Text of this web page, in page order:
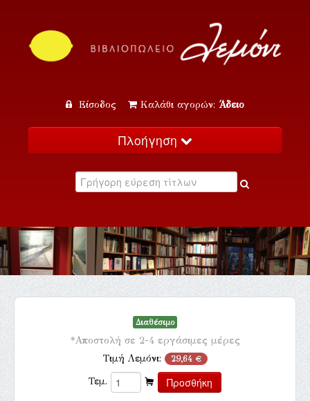
Είσοδος Καλάθι αγορών: Άδειο
Πλοήγηση
Κατάλογος
Εκδηλώσεις
Επικοινωνία
Διαθέσιμο
*Αποστολή σε 2-4 εργάσιμες μέρες
Τιμή Λεμόνι: 29,64 €
Τεμ.